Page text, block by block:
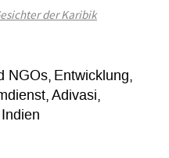
der Karibik
NGOs Entwicklung
Adivasi
Indien